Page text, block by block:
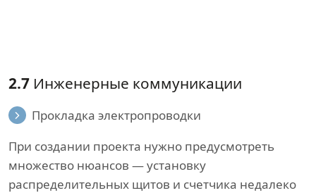
2.7 Инженерные коммуникации
Прокладка электропроводки
При создании проекта нужно предусмотреть
множество нюансов — установку
распределительных щитов и счетчика недалеко